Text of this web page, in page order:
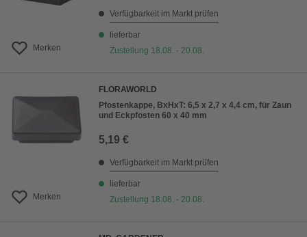
Merken
Verfügbarkeit im Markt prüfen
lieferbar
Zustellung 18.08. - 20.08.
Merken
FLORAWORLD
Pfostenkappe, BxHxT: 6,5 x 2,7 x 4,4 cm, für Zaun
und Eckpfosten 60 x 40 mm
5,19 €
Verfügbarkeit im Markt prüfen
lieferbar
Zustellung 18.08. - 20.08.